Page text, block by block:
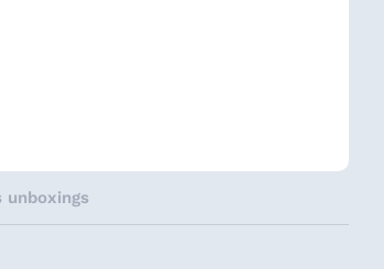
unboxings